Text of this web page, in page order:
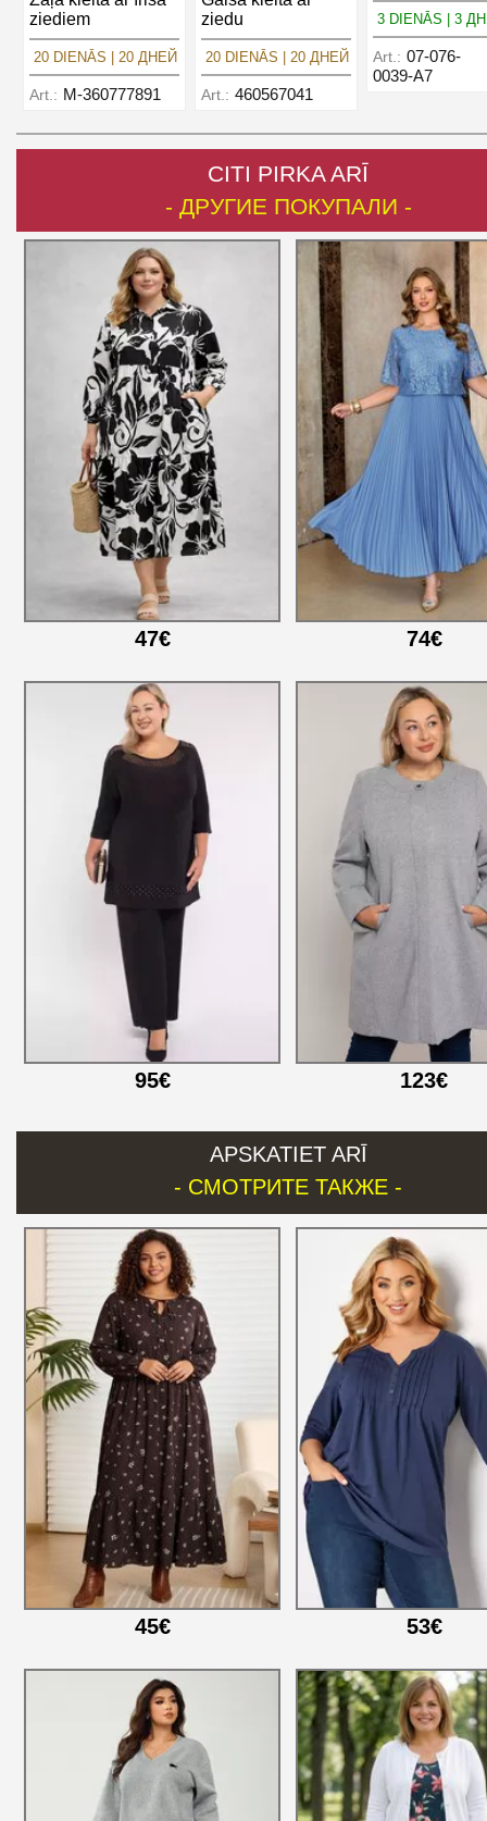
ziediem
20 DIENĀS | 20 ДНЕЙ
Art.: M-360777891
ziedu
20 DIENĀS | 20 ДНЕЙ
Art.: 460567041
3 DIENĀS | 3
Art.: 07-076-
0039-A7
CITI PIRKA ARĪ
- ДРУГИЕ ПОКУПАЛИ -
47€ 74€
95€ 123€
APSKATIET ARĪ
- СМОТРИТЕ ТАКЖЕ -
45€ 53€